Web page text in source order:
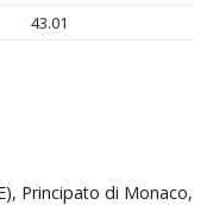
43.01
Principato di Monaco,